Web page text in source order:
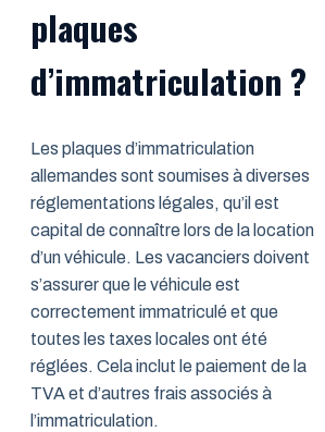
plaques
d’immatriculation ?
Les plaques d’immatriculation
allemandes sont soumises à diverses
réglementations légales, qu’il est
capital de connaître lors de la location
d’un véhicule. Les vacanciers doivent
s’assurer que le véhicule est
correctement immatriculé et que
toutes les taxes locales ont été
réglées. Cela inclut le paiement de la
TVA et d’autres frais associés à
l’immatriculation.